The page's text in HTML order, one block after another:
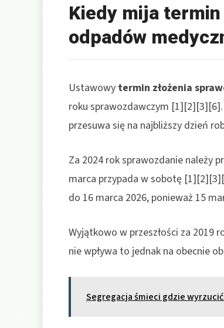
Kiedy mija termin
odpadów
Ustawowy termin złożenia
roku sprawozdawczym
przesuwa się na najbliższy dzień
Za 2024 rok sprawozdanie należy
marca przypada w sobotę
do 16 marca 2026, ponieważ 15
Wyjątkowo w przeszłości za 2019
nie wpływa to jednak na obecnie
Segregacja śmieci gdzie